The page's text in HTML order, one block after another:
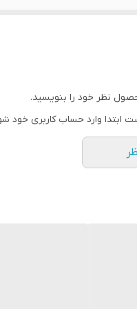
نظر خود را بنویسید.
ابتدا وارد حساب کاربری خود